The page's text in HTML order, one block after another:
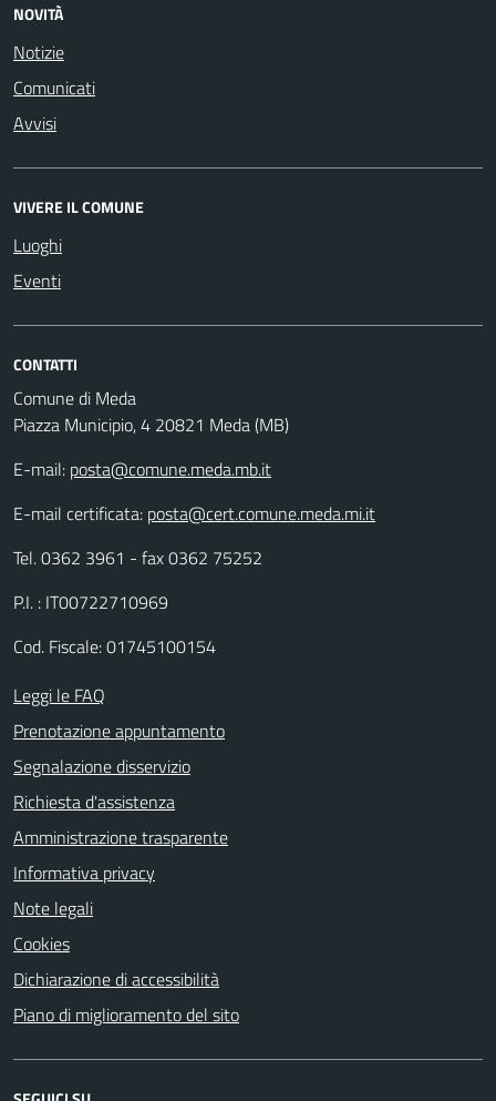
NOVITÀ
Notizie
Comunicati
Avvisi
VIVERE IL COMUNE
Luoghi
Eventi
CONTATTI
Comune di Meda
Piazza Municipio, 4 20821 Meda (MB)
E-mail: posta@comune.meda.mb.it
E-mail certificata: posta@cert.comune.meda.mi.it
Tel. 0362 3961 - fax 0362 75252
P.I. : IT00722710969
Cod. Fiscale: 01745100154
Leggi le FAQ
Prenotazione appuntamento
Segnalazione disservizio
Richiesta d'assistenza
Amministrazione trasparente
Informativa privacy
Note legali
Cookies
Dichiarazione di accessibilità
Piano di miglioramento del sito